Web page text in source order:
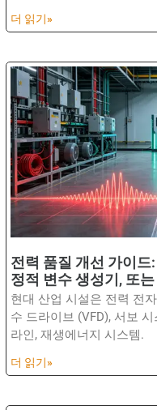
더 읽기»
전력 품질 개선 가이
정적 변수 생성기, 또
현대 산업 시설은 전력 전
수 드라이브 (VFD), 서보
라인, 재생에너지 시스템.
더 읽기»